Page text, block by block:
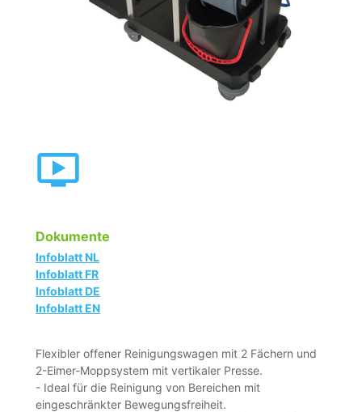
Dokumente
Infoblatt NL
Infoblatt FR
Infoblatt DE
Infoblatt EN
Flexibler offener Reinigungswagen mit 2 Fächern und
2-Eimer-Moppsystem mit vertikaler Presse.
- Ideal für die Reinigung von Bereichen mit
eingeschränkter Bewegungsfreiheit.